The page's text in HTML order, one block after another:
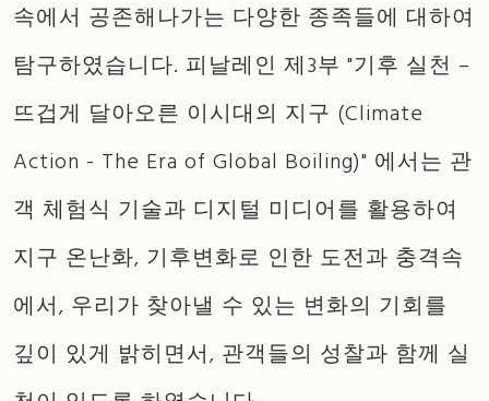
속에서 공존해나가는 다양한 종족들에 대하여
탐구하였습니다. 피날레인 제3부 "기후 실천 –
뜨겁게 달아오른 이시대의 지구 (Climate
Action - The Era of Global Boiling)" 에서는 관
객 체험식 기술과 디지털 미디어를 활용하여
지구 온난화, 기후변화로 인한 도전과 충격속
에서, 우리가 찾아낼 수 있는 변화의 기회를
깊이 있게 밝히면서, 관객들의 성찰과 함께 실